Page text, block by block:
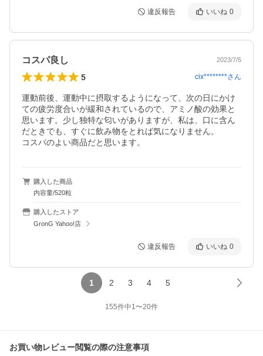
違反報告 いいね 0
コスパ良し 2023/7/5
5 cix********さん
運動前後、運動中に摂取するようになって、次の日にかけ
ての疲労度合いが緩和されているので、アミノ酸の効果と
思います。少し独特な匂いがありますが、私は、口に含ん
だときでも、すぐに飲み物をとれば気になりません。
コスパのよい商品だと思います。
購入した商品
内容量/520粒
購入したストア
GronG Yahoo!店
違反報告 いいね 0
1 2 3 4 5
155件中1〜20件
お買い物レビュー閲覧の際の注意事項